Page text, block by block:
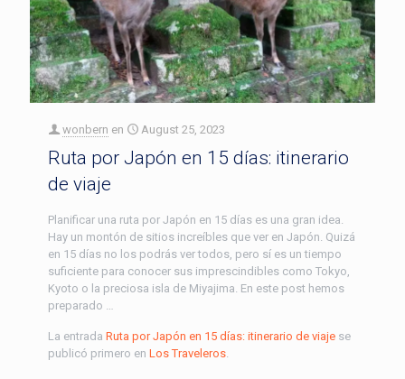
wonbern en August 25, 2023
Ruta por Japón en 15 días: itinerario
de viaje
Planificar una ruta por Japón en 15 días es una gran idea.
Hay un montón de sitios increíbles que ver en Japón. Quizá
en 15 días no los podrás ver todos, pero sí es un tiempo
suficiente para conocer sus imprescindibles como Tokyo,
Kyoto o la preciosa isla de Miyajima. En este post hemos
preparado …
La entrada Ruta por Japón en 15 días: itinerario de viaje se
publicó primero en Los Traveleros.